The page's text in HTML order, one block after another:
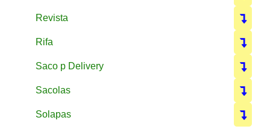
Revista
Rifa
Saco p Delivery
Sacolas
Solapas